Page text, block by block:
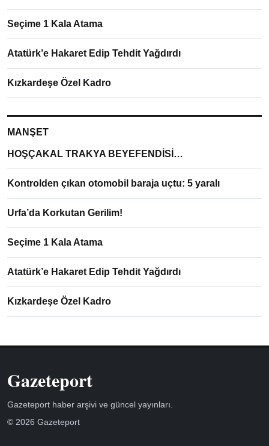
Seçime 1 Kala Atama
Atatürk’e Hakaret Edip Tehdit Yağdırdı
Kızkardeşe Özel Kadro
MANŞET
HOŞÇAKAL TRAKYA BEYEFENDİSİ…
Kontrolden çıkan otomobil baraja uçtu: 5 yaralı
Urfa’da Korkutan Gerilim!
Seçime 1 Kala Atama
Atatürk’e Hakaret Edip Tehdit Yağdırdı
Kızkardeşe Özel Kadro
Gazeteport
Gazeteport haber arşivi ve güncel yayınları.
© 2026 Gazeteport